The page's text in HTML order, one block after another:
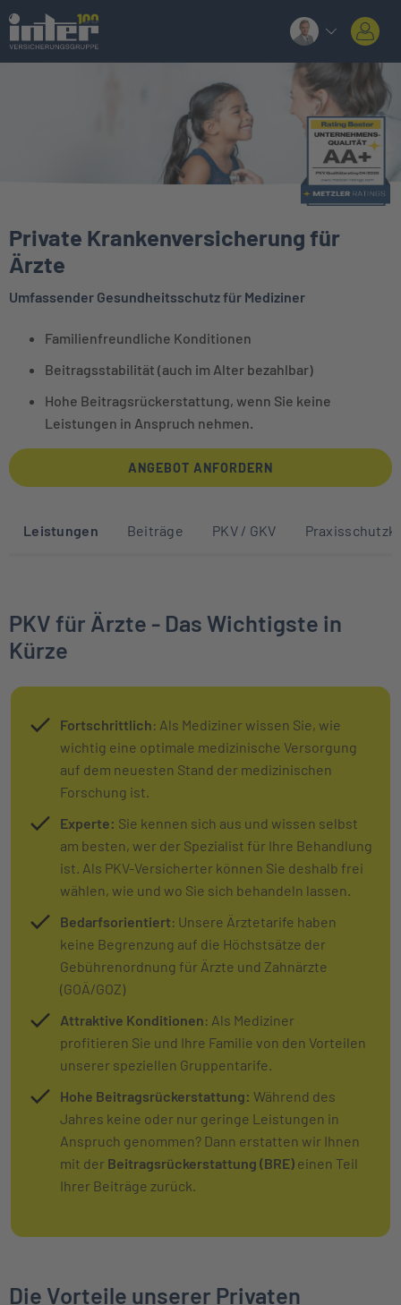
Private Krankenversicherung für
Ärzte
Umfassender Gesundheitsschutz für Mediziner
Familienfreundliche Konditionen
Beitragsstabilität (auch im Alter bezahlbar)
Hohe Beitragsrückerstattung, wenn Sie keine
Leistungen in Anspruch nehmen.
ANGEBOT ANFORDERN
Sprunglinks zu den Abschnitten auf
Leistungen Beiträge PKV / GKV
PKV für Ärzte - Das Wichtigste in
Kürze
Fortschrittlich: Als Mediziner wissen Sie, wie
wichtig eine optimale medizinische Versorgung
auf dem neuesten Stand der medizinischen
Forschung ist.
Experte: Sie kennen sich aus und wissen selbst
am besten, wer der Spezialist für Ihre Behandlung
ist. Als PKV-Versicherter können Sie deshalb frei
wählen, wie und wo Sie sich behandeln lassen.
Bedarfsorientiert: Unsere Ärztetarife haben
keine Begrenzung auf die Höchstsätze der
Gebührenordnung für Ärzte und Zahnärzte
(GOÄ/GOZ)
Attraktive Konditionen: Als Mediziner
profitieren Sie und Ihre Familie von den Vorteilen
unserer speziellen Gruppentarife.
Hohe Beitragsrückerstattung: Während des
Jahres keine oder nur geringe Leistungen in
Anspruch genommen? Dann erstatten wir Ihnen
mit der Bei­trags­rück­er­stat­tung (BRE) einen Teil
Ihrer Beiträge zurück.
Die Vorteile unserer Privaten